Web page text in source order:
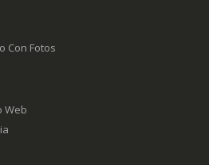
Con Fotos
Web